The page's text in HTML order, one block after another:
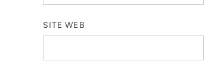
SITE WEB